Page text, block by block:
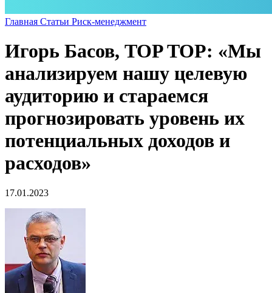
Главная Статьи Риск-менеджмент
Игорь Басов, TOP TOP: «Мы
анализируем нашу целевую
аудиторию и стараемся
прогнозировать уровень их
потенциальных доходов и
расходов»
17.01.2023